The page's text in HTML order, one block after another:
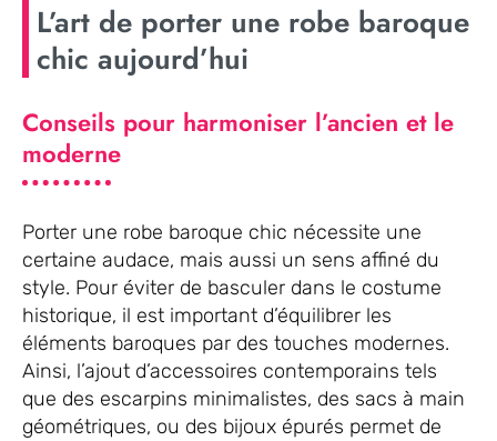
L’art de porter une robe baroque
chic aujourd’hui
Conseils pour harmoniser l’ancien et le
moderne
Porter une robe baroque chic nécessite une
certaine audace, mais aussi un sens affiné du
style. Pour éviter de basculer dans le costume
historique, il est important d’équilibrer les
éléments baroques par des touches modernes.
Ainsi, l’ajout d’accessoires contemporains tels
que des escarpins minimalistes, des sacs à main
géométriques, ou des bijoux épurés permet de